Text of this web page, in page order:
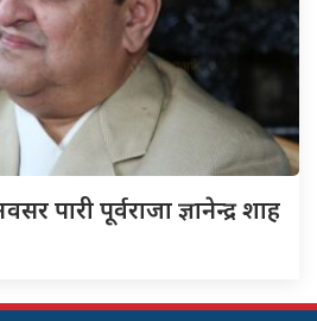
पारी पूर्वराजा ज्ञानेन्द्र शाह